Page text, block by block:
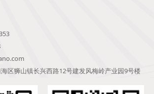
区狮山镇长兴西路12号建发风梅岭产业园9号楼